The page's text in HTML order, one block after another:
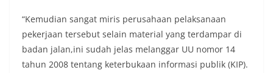
“Kemudian sangat miris perusahaan pelaksanaan
pekerjaan tersebut selain material yang terdampar di
badan jalan,ini sudah jelas melanggar UU nomor 14
tahun 2008 tentang keterbukaan informasi publik (KIP).